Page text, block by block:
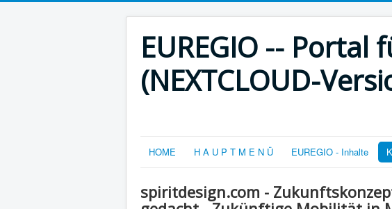
EUREGIO -- Portal
(NEXTCLOUD-
HOME H A U P T M E N Ü EUREGIO - Inhalte
spiritdesign.com -